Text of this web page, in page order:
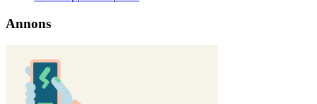
Annons